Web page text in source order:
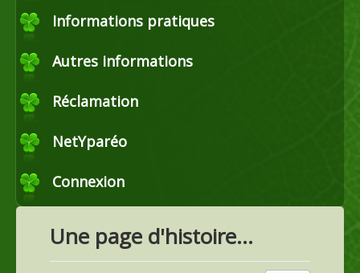
Commerce
Informations pratiques
Autres informations
Réclamation
NetYparéo
Connexion
Une page d'histoire...